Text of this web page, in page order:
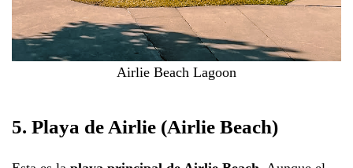
Airlie Beach Lagoon
5. Playa de Airlie (Airlie Beach)